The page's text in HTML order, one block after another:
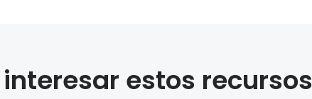
estos recursos